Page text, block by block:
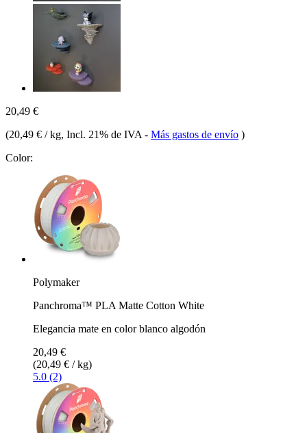
20,49 €
(20,49 € / kg, Incl. 21% de IVA - Más gastos de envío )
Color:
Polymaker
Panchroma™ PLA Matte Cotton White
Elegancia mate en color blanco algodón
20,49 €
(20,49 € / kg)
5.0 (2)